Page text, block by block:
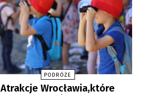
PODRÓŻE
Atrakcje Wrocławia,które